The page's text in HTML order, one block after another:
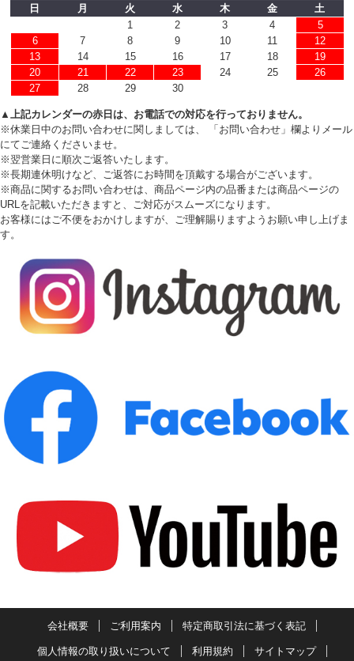
日
月 火 水 木 金
土
1
2 3 4
5
6
7 8 9 10 11
12
13
14 15 16 17 18
19
20
21 22 23 24 25
26
27
28 29 30
▲上記カレンダーの赤日は、お電話での対応を行っておりません。
※休業日中のお問い合わせに関しましては、 「お問い合わせ」欄よりメール
にてご連絡くださいませ。
※翌営業日に順次ご返答いたします。
※長期連休明けなど、ご返答にお時間を頂戴する場合がございます。
※商品に関するお問い合わせは、商品ページ内の品番または商品ページの
URLを記載いただきますと、ご対応がスムーズになります。
お客様にはご不便をおかけしますが、ご理解賜りますようお願い申し上げま
す。
会社概要 ご利用案内 特定商取引法に基づく表記
個人情報の取り扱いについて 利用規約 サイトマップ